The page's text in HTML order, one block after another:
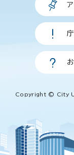
Copyright © City